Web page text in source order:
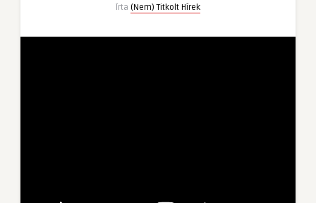
Írta (Nem) Titkolt Hírek